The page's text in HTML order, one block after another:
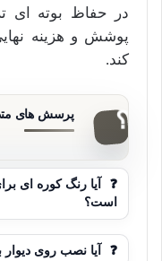
پوشش و هزینه
کند.
❓
آیا رنگ کوره ای
است؟
❓ آیا نصب روی